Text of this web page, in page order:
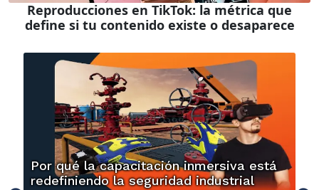
Reproducciones en TikTok: la métrica que
define si tu contenido existe o desaparece
Por qué la capacitación inmersiva está
redefiniendo la seguridad industrial